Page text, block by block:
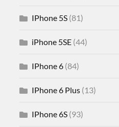
IPhone 5S (81)
iPhone 5SE (44)
IPhone 6 (84)
IPhone 6 Plus (13)
IPhone 6S (93)